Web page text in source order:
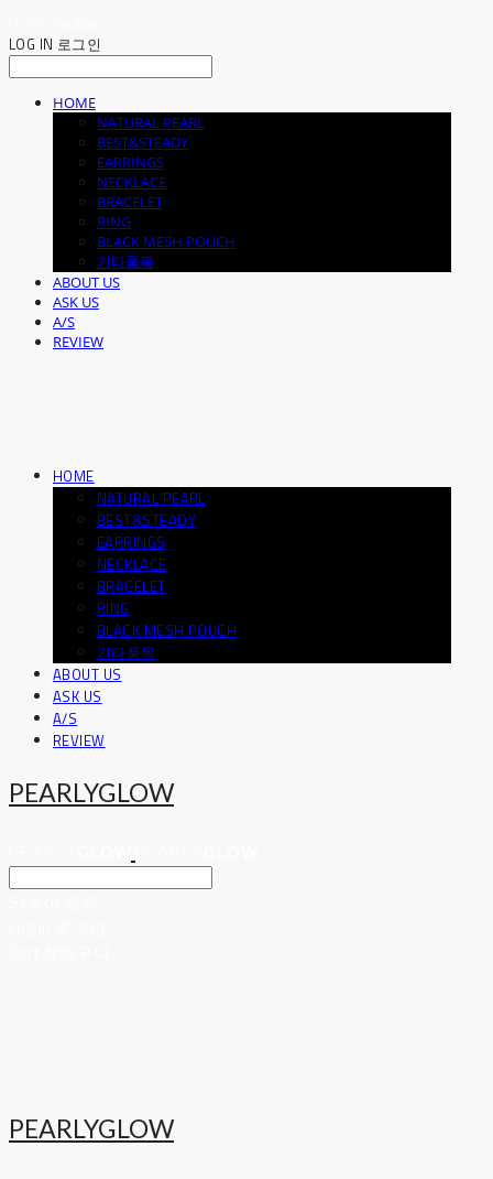
LOG IN 로그인
HOME
NATURAL PEARL
BEST&STEADY
EARRINGS
NECKLACE
BRACELET
RING
BLACK MESH POUCH
기타품목
ABOUT US
ASK US
A/S
REVIEW
HOME
NATURAL PEARL
BEST&STEADY
EARRINGS
NECKLACE
BRACELET
RING
BLACK MESH POUCH
기타품목
ABOUT US
ASK US
A/S
REVIEW
PEARLYGLOW
PEARLYGLOW